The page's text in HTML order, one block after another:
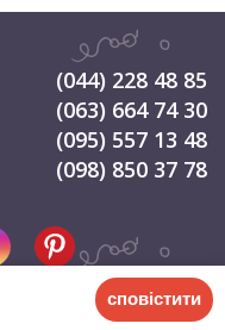
сповістити
(044) 228 48 85
(063) 664 74 30
(095) 557 13 48
(098) 850 37 78